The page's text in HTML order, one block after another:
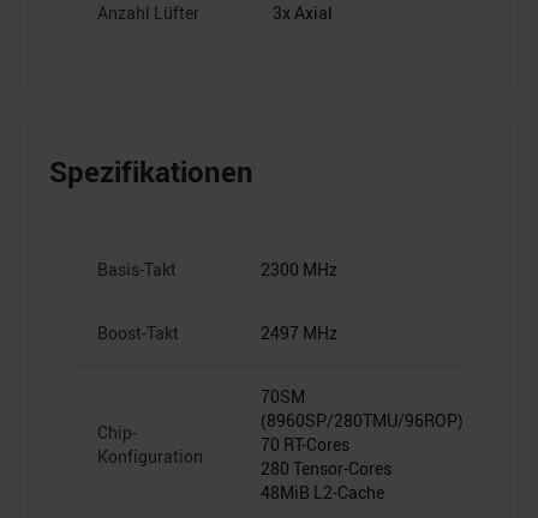
Anzahl Lüfter 3x Axial
Spezifikationen
Basis-Takt 2300 MHz
Boost-Takt 2497 MHz
Chip-
Konfiguration
70SM
(8960SP/280TMU/96ROP)
70 RT-Cores
280 Tensor-Cores
48MiB L2-Cache